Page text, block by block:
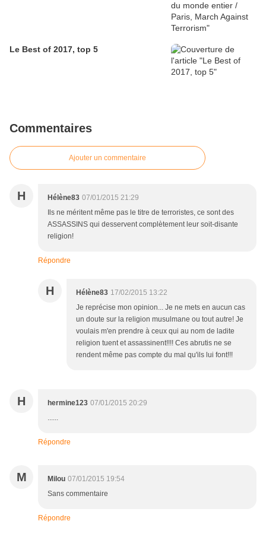
Le Best of 2017, top 5
Commentaires
Ajouter un commentaire
H Hélène83 07/01/2015 21:29
Ils ne méritent même pas le titre de terroristes, ce sont des
ASSASSINS qui desservent complètement leur soit-disante
religion!
Répondre
H Hélène83 17/02/2015 13:22
Je reprécise mon opinion... Je ne mets en aucun cas
un doute sur la religion musulmane ou tout autre! Je
voulais m'en prendre à ceux qui au nom de ladite
religion tuent et assassinent!!!! Ces abrutis ne se
rendent même pas compte du mal qu'ils lui font!!!
H hermine123 07/01/2015 20:29
......
Répondre
M Milou 07/01/2015 19:54
Sans commentaire
Répondre